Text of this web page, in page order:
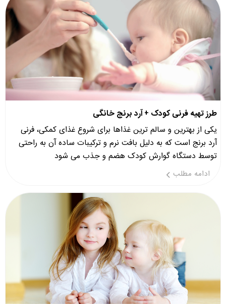
طرز تهیه فرنی کودک + آرد برنج خانگی
یکی از بهترین و سالم ترین غذاها برای شروع غذای کمکی، فرنی
آرد برنج است که به دلیل بافت نرم و ترکیبات ساده آن به راحتی
توسط دستگاه گوارش کودک هضم و جذب می شود
ادامه مطلب